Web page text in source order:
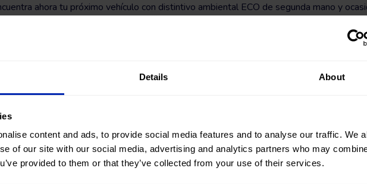
Details About
content and ads, to provide social media features and to analyse our traffic. We
of our site with our social media, advertising and analytics partners who may
provided to them or that they’ve collected from your use of their services.
ahora tu próximo vehículo con distintivo ambiental ECO de segunda mano y
okmobility.com